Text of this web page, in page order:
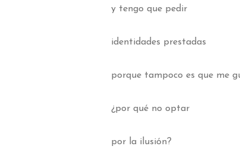
y tengo que pedir
identidades prestadas
porque tampoco es que me
¿por qué no optar
por la ilusión?